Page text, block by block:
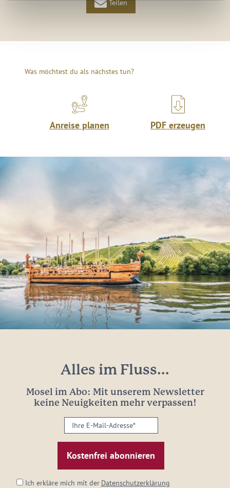
Teilen
Was möchtest du als nächstes tun?
Anreise planen PDF erzeugen
Alles im Fluss...
Mosel im Abo: Mit unserem Newsletter
keine Neuigkeiten mehr verpassen!
Ihre
E-
Mail-
Adresse:
Ich erkläre mich mit der Datenschutzerklärung